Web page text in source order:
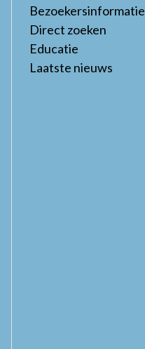
Bezoekersinformatie
Direct zoeken
Educatie
Laatste nieuws